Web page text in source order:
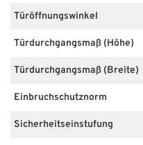
Türöffnungswinkel
Türdurchgangsmaß (Höhe)
Türdurchgangsmaß (Breite)
Einbruchschutznorm
Sicherheitseinstufung